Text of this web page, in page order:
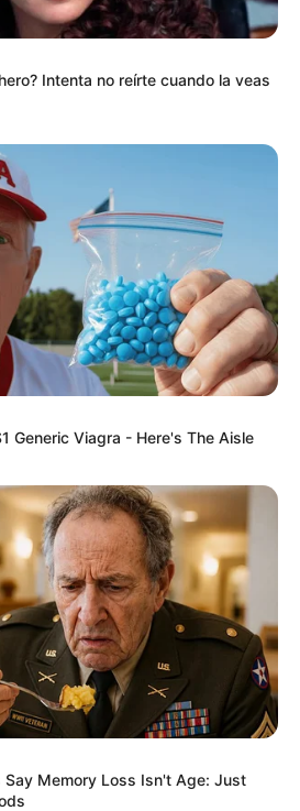
Intenta no reírte cuando la veas
Generic Viagra - Here's The Aisle
Memory Loss Isn't Age: Just